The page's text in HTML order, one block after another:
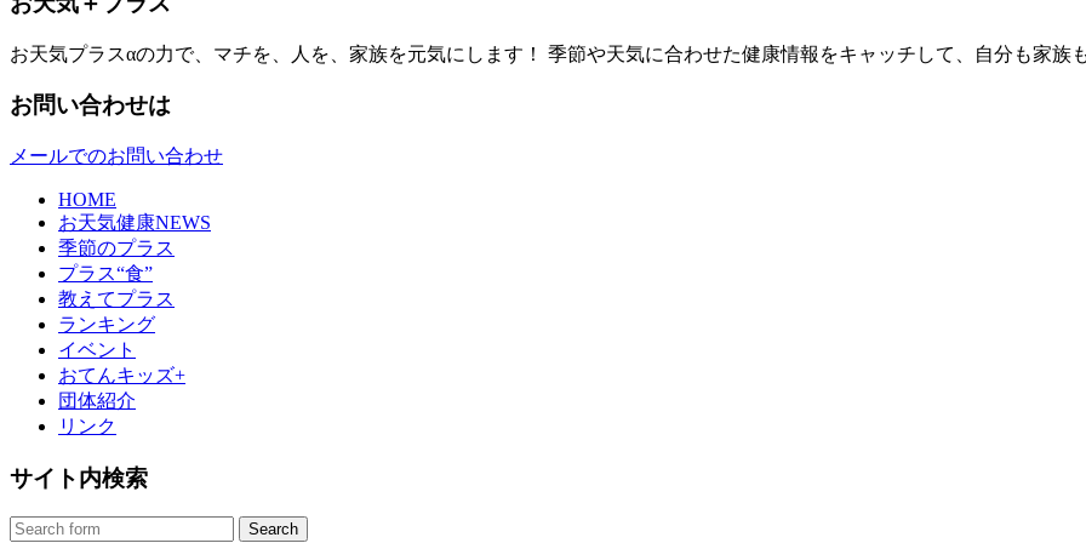
お天気プラスαの力で、マチを、人を、家族を元気にします！ 季節や天気に合わせた健康情報をキャッチして、自分も家族
お問い合わせは
メールでのお問い合わせ
HOME
お天気健康NEWS
季節のプラス
プラス“食”
教えてプラス
ランキング
イベント
おてんキッズ+
団体紹介
リンク
サイト内検索